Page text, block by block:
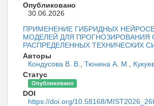
Опубликовано
30.06.2026
ПРИМЕНЕНИЕ ГИБРИДНЫХ
МОДЕЛЕЙ ДЛЯ ПРОГНОЗИРОВАНИЯ
РАСПРЕДЕЛЕННЫХ ТЕХНИЧЕСКИХ
Авторы
Кондусова В. В.
Тюнина А. М.
Статус
Опубликовано
DOI
https://doi.org/10.58168/